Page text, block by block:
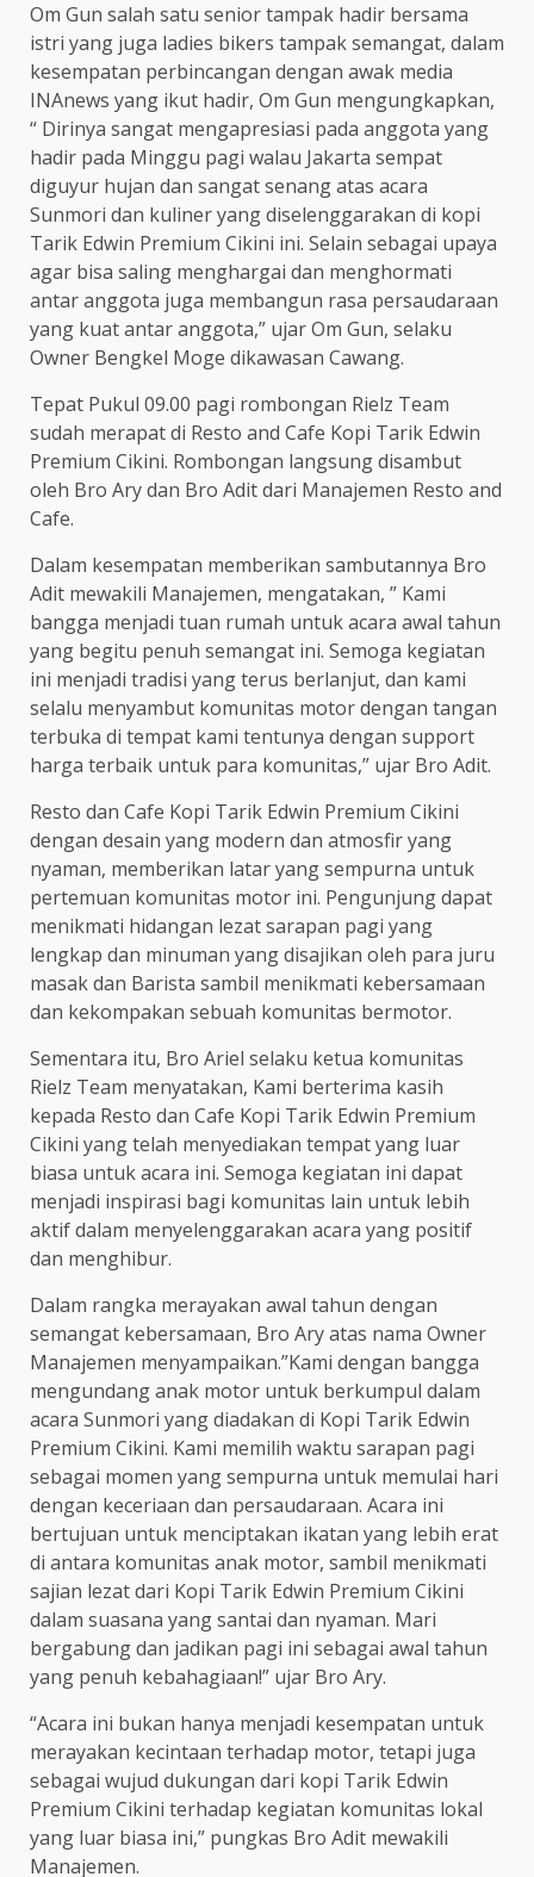
Om Gun salah satu senior tampak hadir bersama
istri yang juga ladies bikers tampak semangat, dalam
kesempatan perbincangan dengan awak media
INAnews yang ikut hadir, Om Gun mengungkapkan,
“ Dirinya sangat mengapresiasi pada anggota yang
hadir pada Minggu pagi walau Jakarta sempat
diguyur hujan dan sangat senang atas acara
Sunmori dan kuliner yang diselenggarakan di kopi
Tarik Edwin Premium Cikini ini. Selain sebagai upaya
agar bisa saling menghargai dan menghormati
antar anggota juga membangun rasa persaudaraan
yang kuat antar anggota,” ujar Om Gun, selaku
Owner Bengkel Moge dikawasan Cawang.
Tepat Pukul 09.00 pagi rombongan Rielz Team
sudah merapat di Resto and Cafe Kopi Tarik Edwin
Premium Cikini. Rombongan langsung disambut
oleh Bro Ary dan Bro Adit dari Manajemen Resto and
Cafe.
Dalam kesempatan memberikan sambutannya Bro
Adit mewakili Manajemen, mengatakan, ” Kami
bangga menjadi tuan rumah untuk acara awal tahun
yang begitu penuh semangat ini. Semoga kegiatan
ini menjadi tradisi yang terus berlanjut, dan kami
selalu menyambut komunitas motor dengan tangan
terbuka di tempat kami tentunya dengan support
harga terbaik untuk para komunitas,” ujar Bro Adit.
Resto dan Cafe Kopi Tarik Edwin Premium Cikini
dengan desain yang modern dan atmosfir yang
nyaman, memberikan latar yang sempurna untuk
pertemuan komunitas motor ini. Pengunjung dapat
menikmati hidangan lezat sarapan pagi yang
lengkap dan minuman yang disajikan oleh para juru
masak dan Barista sambil menikmati kebersamaan
dan kekompakan sebuah komunitas bermotor.
Sementara itu, Bro Ariel selaku ketua komunitas
Rielz Team menyatakan, Kami berterima kasih
kepada Resto dan Cafe Kopi Tarik Edwin Premium
Cikini yang telah menyediakan tempat yang luar
biasa untuk acara ini. Semoga kegiatan ini dapat
menjadi inspirasi bagi komunitas lain untuk lebih
aktif dalam menyelenggarakan acara yang positif
dan menghibur.
Dalam rangka merayakan awal tahun dengan
semangat kebersamaan, Bro Ary atas nama Owner
Manajemen menyampaikan.”Kami dengan bangga
mengundang anak motor untuk berkumpul dalam
acara Sunmori yang diadakan di Kopi Tarik Edwin
Premium Cikini. Kami memilih waktu sarapan pagi
sebagai momen yang sempurna untuk memulai hari
dengan keceriaan dan persaudaraan. Acara ini
bertujuan untuk menciptakan ikatan yang lebih erat
di antara komunitas anak motor, sambil menikmati
sajian lezat dari Kopi Tarik Edwin Premium Cikini
dalam suasana yang santai dan nyaman. Mari
bergabung dan jadikan pagi ini sebagai awal tahun
yang penuh kebahagiaan!” ujar Bro Ary.
“Acara ini bukan hanya menjadi kesempatan untuk
merayakan kecintaan terhadap motor, tetapi juga
sebagai wujud dukungan dari kopi Tarik Edwin
Premium Cikini terhadap kegiatan komunitas lokal
yang luar biasa ini,” pungkas Bro Adit mewakili
Manajemen.